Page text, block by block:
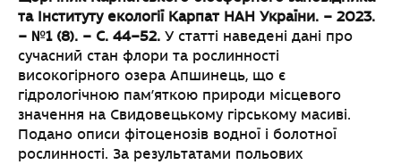
та Інституту екології Карпат НАН України. – 2023.
– №1 (8). – С. 44–52. У статті наведені дані про
сучасний стан флори та рослинності
високогірного озера Апшинець, що є
гідрологічною пам’яткою природи місцевого
значення на Свидовецькому гірському масиві.
Подано описи фітоценозів водної і болотної
рослинності. За результатами польових